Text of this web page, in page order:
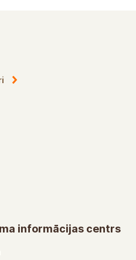
informācijas centrs